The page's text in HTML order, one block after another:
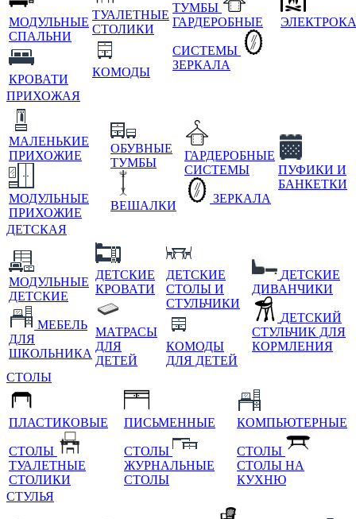
МОДУЛЬНЫЕ
СПАЛЬНИ
КРОВАТИ
ТУАЛЕТНЫЕ
СТОЛИКИ
КОМОДЫ
ТУМБЫ
ГАРДЕРОБНЫЕ
СИСТЕМЫ
ЗЕРКАЛА
ПРИХОЖАЯ
МАЛЕНЬКИЕ
ПРИХОЖИЕ
МОДУЛЬНЫЕ
ПРИХОЖИЕ
ОБУВНЫЕ
ТУМБЫ
ВЕШАЛКИ
ГАРДЕРОБНЫЕ
СИСТЕМЫ
ЗЕРКАЛА
ПУФИКИ И
БАНКЕТКИ
ДЕТСКАЯ
МОДУЛЬНЫЕ
ДЕТСКИЕ
МЕБЕЛЬ
ДЛЯ
ШКОЛЬНИКА
ДЕТСКИЕ
КРОВАТИ
МАТРАСЫ
ДЛЯ
ДЕТЕЙ
ДЕТСКИЕ
СТОЛЫ И
СТУЛЬЧИКИ
КОМОДЫ
ДЛЯ ДЕТЕЙ
ДЕТСКИЕ
ДИВАНЧИКИ
ДЕТСКИЙ
СТУЛЬЧИК ДЛЯ
КОРМЛЕНИЯ
СТОЛЫ
ПЛАСТИКОВЫЕ
СТОЛЫ
ТУАЛЕТНЫЕ
СТОЛИКИ
ПИСЬМЕННЫЕ
СТОЛЫ
ЖУРНАЛЬНЫЕ
СТОЛЫ
КОМПЬЮТЕРНЫЕ
СТОЛЫ
СТОЛЫ НА
КУХНЮ
СТУЛЬЯ